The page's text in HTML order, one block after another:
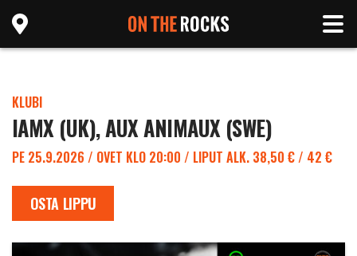
KLUBI
IAMX (UK), AUX ANIMAUX (SWE)
PE 25.9.2026 / OVET KLO 20:00 / LIPUT ALK. 38,50 € / 42 €
OSTA LIPPU